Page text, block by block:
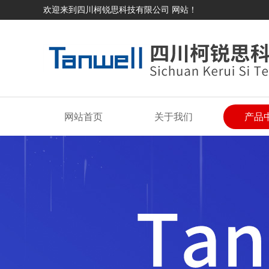
欢迎来到四川柯锐思科技有限公司 网站！
网站首页 关于我们 产品